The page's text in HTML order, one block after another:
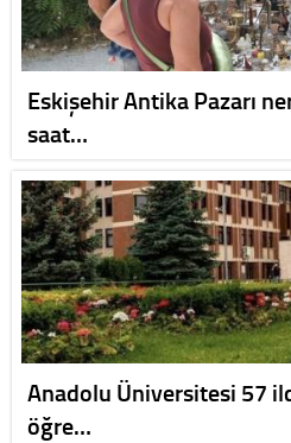
Eskişehir Antika Pazarı
saat…
Anadolu Üniversitesi 57
öğre…